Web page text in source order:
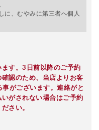
に、むやみに第三者へ個人
す。3日前以降のご予約
認のため、当店よりお客
がございます。連絡がと
がされない場合はご予約
さい。